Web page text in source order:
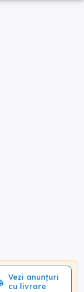
Vezi anunțuri
cu livrare